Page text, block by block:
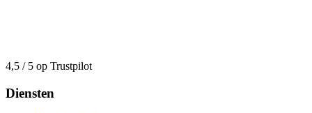
4,5 / 5 op Trustpilot
Diensten